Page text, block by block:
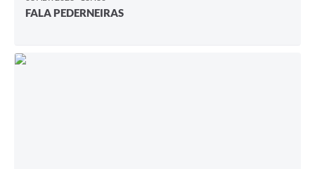
FALA PEDERNEIRAS